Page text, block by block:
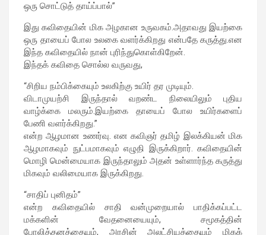
ஒரு சொட்டுத் தாய்ப்பால்”
இது கவிதையின் மிக அழகான உருவகம்.அதாவது இயற்கை
ஒரு தாயைப் போல உலகை வளர்க்கிறது என்பதே கருத்து.என
இந்த கவிதையில் நான் புரிந்துகொள்கிறேன்.
இந்தக் கவிதை சொல்ல வருவது,
“சிறிய நம்பிக்கையும் உலகிற்கு உயிர் தர முடியும்.
விடாமுயற்சி இருந்தால் வறண்ட நிலையிலும் புதிய
வாழ்க்கை மலரும்.இயற்கை தாயைப் போல உயிர்களைப்
பேணி வளர்க்கிறது.”
என்ற ஆழமான உணர்வு. என கவிஞர் தமிழ் இலக்கியன் மிக
ஆழமாகவும் நுட்பமாகவும் எழுதி இருக்கிறார். கவிதையின்
மொழி மென்மையாக இருந்தாலும் அதன் உள்ளார்ந்த கருத்து
மிகவும் வலிமையாக இருக்கிறது.
“சாதிப் புனிதம்”
என்ற கவிதையில் சாதி வன்முறையால் பாதிக்கப்பட்ட
மக்களின் வேதனையையும், சமூகத்தின்
போலித்தனத்தையும், அரசின் அலட்சியத்தையும் மிகக்